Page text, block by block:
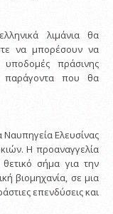
λιμάνια θα
να μπορέσουν να
πράσινης
παράγοντα που θα
Ναυπηγεία Ελευσίνας
Η προαναγγελία
σήμα για την
βιομηχανία, σε μια
επενδύσεις και